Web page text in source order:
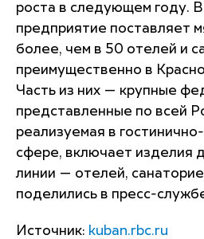
роста в следующем году.
предприятие поставляет
более, чем в 50 отелей и
преимущественно в
Часть из них — крупные
представленные по всей
реализуемая в
сфере, включает изделия
линии — отелей,
поделились в пресс-
Источник: kuban.rbc.ru